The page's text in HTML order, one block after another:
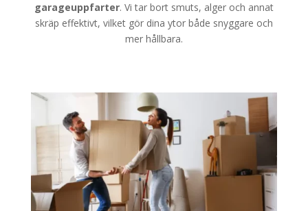
garageuppfarter. Vi tar bort smuts, alger och annat
skräp effektivt, vilket gör dina ytor både snyggare och
mer hållbara.